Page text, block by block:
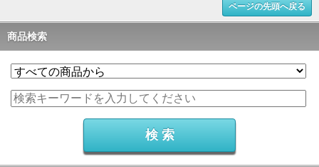
ページの先頭へ戻る
商品検索